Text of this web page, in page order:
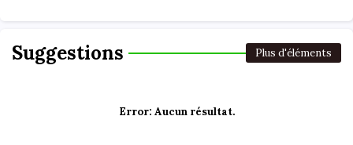
Suggestions Plus d'éléments
Error: Aucun résultat.